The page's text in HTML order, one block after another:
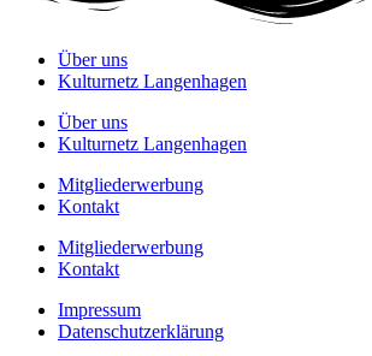
Über uns
Kulturnetz Langenhagen
Über uns
Kulturnetz Langenhagen
Mitgliederwerbung
Kontakt
Mitgliederwerbung
Kontakt
Impressum
Datenschutzerklärung